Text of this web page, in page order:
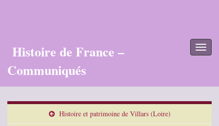
Histoire de France –
Communiqués
Histoire et patrimoine de Villars (Loire)